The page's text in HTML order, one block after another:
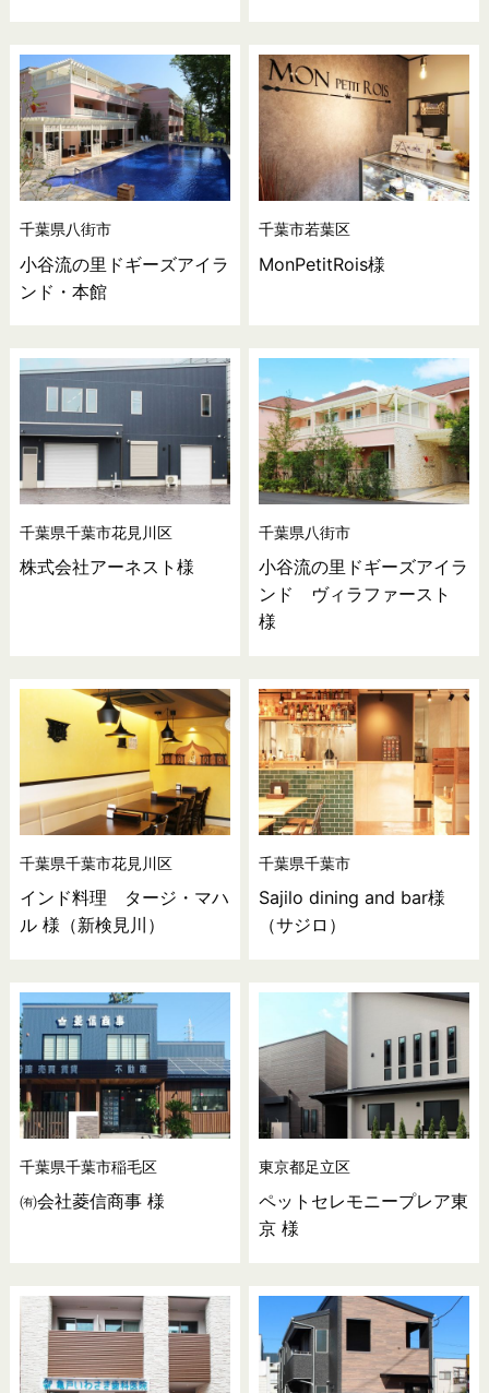
千葉県八街市
小谷流の里ドギーズアイラ
ンド・本館
千葉市若葉区
MonPetitRois様
千葉県千葉市花見川区
株式会社アーネスト様
千葉県八街市
小谷流の里ドギーズアイラ
ンド ヴィラファースト
様
千葉県千葉市花見川区
インド料理 タージ・マハ
ル 様（新検見川）
千葉県千葉市
Sajilo dining and bar様
（サジロ）
千葉県千葉市稲毛区
㈲会社菱信商事 様
東京都足立区
ペットセレモニープレア東
京 様